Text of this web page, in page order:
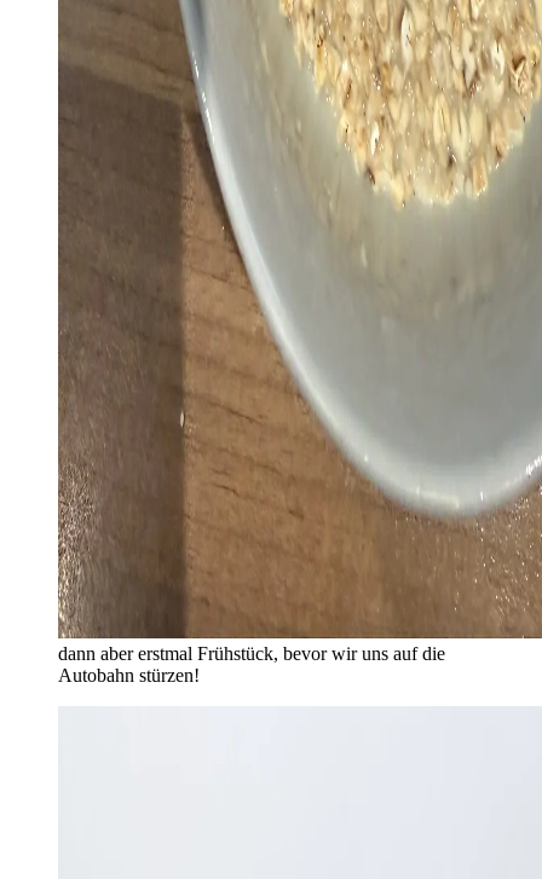
dann aber erstmal Frühstück, bevor wir uns auf die
Autobahn stürzen!